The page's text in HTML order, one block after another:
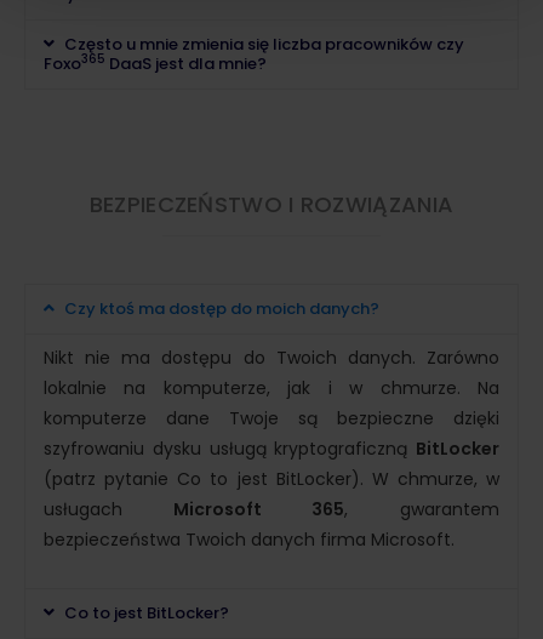
Często u mnie zmienia się liczba pracowników czy
Foxo365 DaaS jest dla mnie?
BEZPIECZEŃSTWO I ROZWIĄZANIA
Czy ktoś ma dostęp do moich danych?
Nikt nie ma dostępu do Twoich danych. Zarówno
lokalnie na komputerze, jak i w chmurze. Na
komputerze dane Twoje są bezpieczne dzięki
szyfrowaniu dysku usługą kryptograficzną BitLocker
(patrz pytanie Co to jest BitLocker). W chmurze, w
usługach Microsoft 365, gwarantem
bezpieczeństwa Twoich danych firma Microsoft.
Co to jest BitLocker?